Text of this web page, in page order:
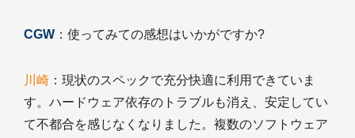
CGW ：使ってみての感想はいかがですか?
川崎 ：現状のスペックで充分快適に利用できていま
す。ハードウェア依存のトラブルも消え、安定してい
て不都合を感じなくなりました。複数のソフトウェア